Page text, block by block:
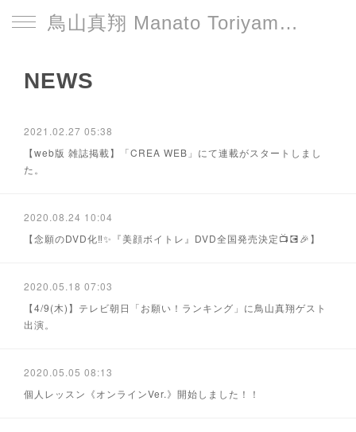
鳥山真翔 Manato Toriyama Official HP＜総合＞
NEWS
2021.02.27 05:38
【web版 雑誌掲載】「CREA WEB」にて連載がスタートしまし
た。
2020.08.24 10:04
【念願のDVD化‼️✨『美顔ボイトレ』DVD全国発売決定📺💽🎉】
2020.05.18 07:03
【4/9(木)】テレビ朝日「お願い！ランキング」に鳥山真翔ゲスト
出演。
2020.05.05 08:13
個人レッスン《オンラインVer.》開始しました！！